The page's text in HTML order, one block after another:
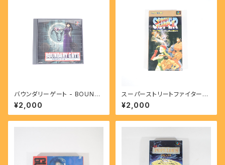
バウンダリーゲート - BOUND
ARY GATE 【PS】
¥2,000
スーパーストリートファイターⅡ
- SUPER STREET FIGHTER
II 【SFC】
¥2,000